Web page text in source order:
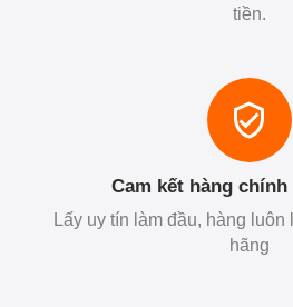
tiền.
Cam kết hàng chính
Lấy uy tín làm đầu, hàng luôn
hãng